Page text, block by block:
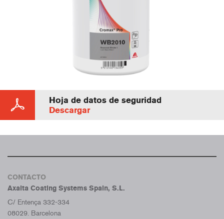
Hoja de datos de seguridad
Descargar
CONTACTO
Axalta Coating Systems Spain, S.L.
C/ Entença 332-334
08029. Barcelona